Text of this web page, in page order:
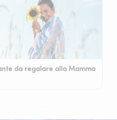
da regalare alla Mamma